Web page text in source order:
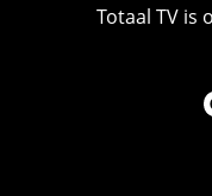
Totaal TV is